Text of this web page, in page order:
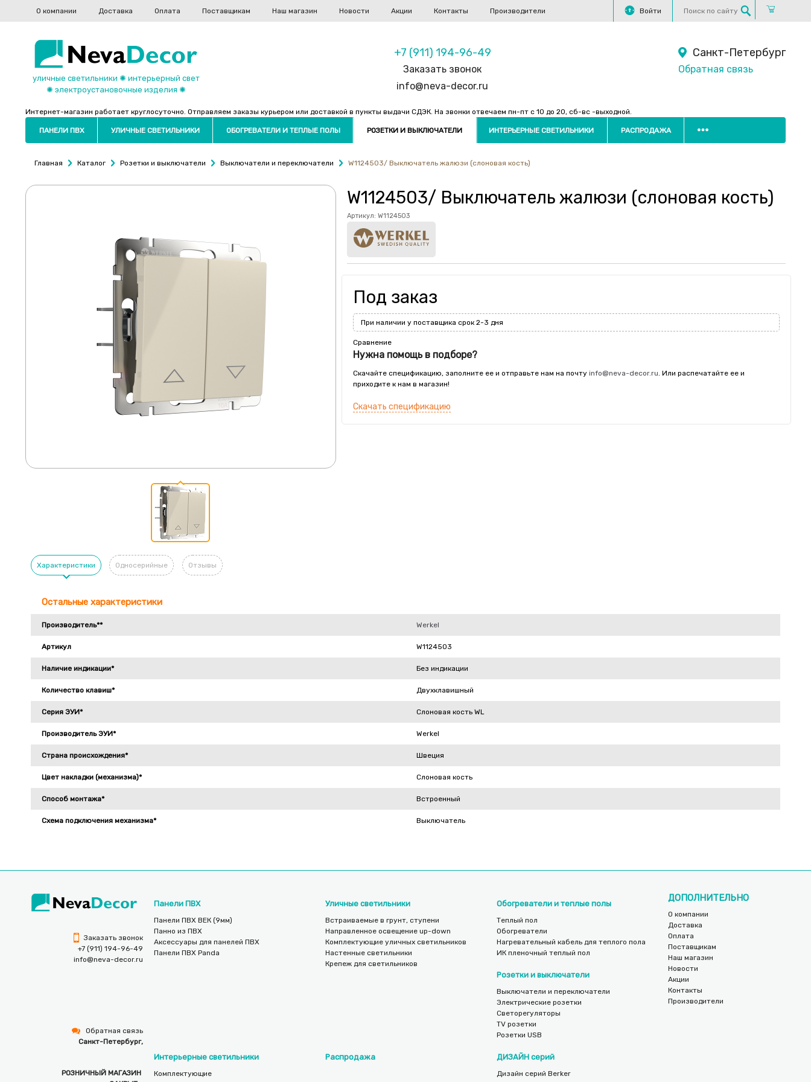
Войти
О компании Доставка Оплата Поставщикам Наш магазин Новости Акции Контакты Производители
уличные светильники ✺ интерьерный свет
✺ электроустановочные изделия ✺
+7 (911) 194-96-49
Заказать звонок
info@neva-decor.ru
Санкт-Петербург
Обратная связь
Интернет-магазин работает круглосуточно. Отправляем заказы курьером или доставкой в пункты выдачи СДЭК. На звонки отвечаем пн-пт с 10 до 20, сб-вс -выходной.
ПАНЕЛИ ПВХ УЛИЧНЫЕ СВЕТИЛЬНИКИ ОБОГРЕВАТЕЛИ И ТЕПЛЫЕ ПОЛЫ РОЗЕТКИ И ВЫКЛЮЧАТЕЛИ ИНТЕРЬЕРНЫЕ СВЕТИЛЬНИКИ РАСПРОДАЖА
Главная Каталог Розетки и выключатели Выключатели и переключатели W1124503/ Выключатель жалюзи (слоновая кость)
W1124503/ Выключатель жалюзи (слоновая кость)
Артикул: W1124503
Под заказ
При наличии у поставщика срок 2-3 дня
Сравнение
Нужна помощь в подборе?
Скачайте спецификацию, заполните ее и отправьте нам на почту info@neva-decor.ru. Или распечатайте ее и
приходите к нам в магазин!
Скачать спецификацию
Характеристики Односерийные Отзывы
Остальные характеристики
Производитель** Werkel
Артикул W1124503
Наличие индикации* Без индикации
Количество клавиш* Двухклавишный
Серия ЭУИ* Слоновая кость WL
Производитель ЭУИ* Werkel
Страна происхождения* Швеция
Цвет накладки (механизма)* Слоновая кость
Способ монтажа* Встроенный
Схема подключения механизма* Выключатель
Заказать звонок
+7 (911) 194-96-49
info@neva-decor.ru
Обратная связь
Санкт-Петербург,
РОЗНИЧНЫЙ МАГАЗИН
Панели ПВХ
Панели ПВХ ВЕК (9мм)
Панно из ПВХ
Аксессуары для панелей ПВХ
Панели ПВХ Panda
Уличные светильники
Встраиваемые в грунт, ступени
Направленное освещение up-down
Комплектующие уличных светильников
Настенные светильники
Крепеж для светильников
Обогреватели и теплые полы
Теплый пол
Обогреватели
Нагревательный кабель для теплого пола
ИК пленочный теплый пол
Розетки и выключатели
Выключатели и переключатели
Электрические розетки
Светорегуляторы
TV розетки
Розетки USB
Интерьерные светильники
Комплектующие
Распродажа ДИЗАЙН серий
Дизайн серий Berker
ДОПОЛНИТЕЛЬНО
О компании
Доставка
Оплата
Поставщикам
Наш магазин
Новости
Акции
Контакты
Производители